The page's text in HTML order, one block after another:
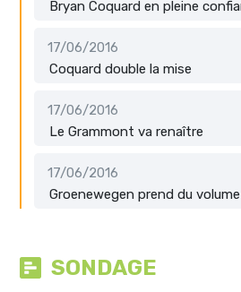
Bryan Coquard en pleine
17/06/2016
Coquard double la mise
17/06/2016
Le Grammont va renaître
17/06/2016
Groenewegen prend du volume
SONDAGE